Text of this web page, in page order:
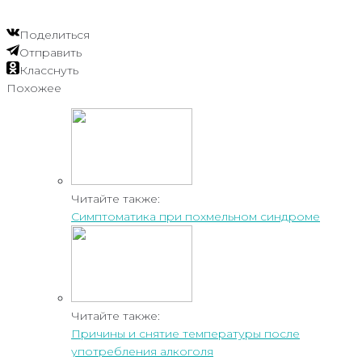
Поделиться
Отправить
Класснуть
Похожее
Читайте также:
Симптоматика при похмельном синдроме
Читайте также:
Причины и снятие температуры после
употребления алкоголя